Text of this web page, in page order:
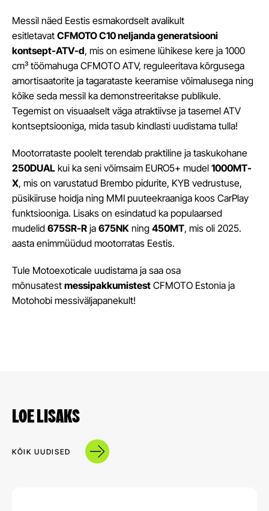
Messil näed Eestis esmakordselt avalikult
esitletavat CFMOTO C10 neljanda generatsiooni
kontsept-ATV-d, mis on esimene lühikese kere ja 1000
cm³ töömahuga CFMOTO ATV, reguleeritava kõrgusega
amortisaatorite ja tagarataste keeramise võimalusega ning
kõike seda messil ka demonstreeritakse publikule.
Tegemist on visuaalselt väga atraktiivse ja tasemel ATV
kontseptsiooniga, mida tasub kindlasti uudistama tulla!
Mootorrataste poolelt terendab praktiline ja taskukohane
250DUAL kui ka seni võimsaim EURO5+ mudel 1000MT-
X, mis on varustatud Brembo pidurite, KYB vedrustuse,
püsikiiruse hoidja ning MMI puuteekraaniga koos CarPlay
funktsiooniga. Lisaks on esindatud ka populaarsed
mudelid 675SR-R ja 675NK ning 450MT, mis oli 2025.
aasta enimmüüdud mootorratas Eestis.
Tule Motoexoticale uudistama ja saa osa
mõnusatest messipakkumistest CFMOTO Estonia ja
Motohobi messiväljapanekult!
LOE LISAKS
KÕIK UUDISED